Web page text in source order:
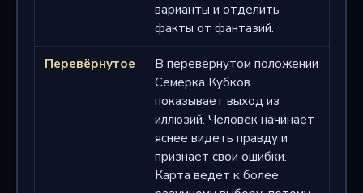
варианты и отделить
факты от фантазий.
Перевёрнутое
В перевернутом положении
Семерка Кубков
показывает выход из
иллюзий. Человек начинает
яснее видеть правду и
признает свои ошибки.
Карта ведет к более